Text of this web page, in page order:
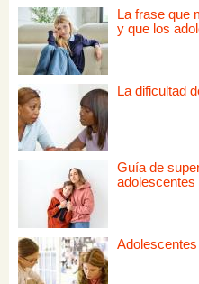
La frase que
y que los
La dificultad
Guía de
adolescentes